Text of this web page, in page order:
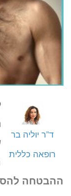
ד”ר יוליה בר
רופאה כללית
ההבטחה